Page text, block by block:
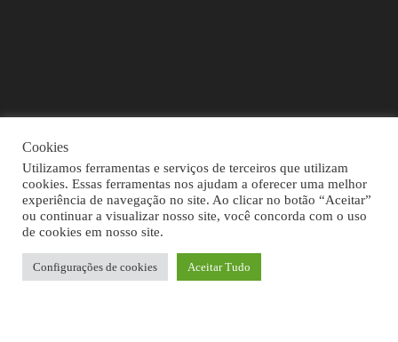
Cookies
Utilizamos ferramentas e serviços de terceiros que utilizam
cookies. Essas ferramentas nos ajudam a oferecer uma melhor
experiência de navegação no site. Ao clicar no botão “Aceitar”
ou continuar a visualizar nosso site, você concorda com o uso
de cookies em nosso site.
Configurações de cookies Aceitar Tudo